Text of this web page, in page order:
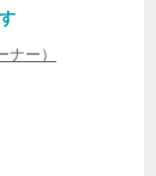
ー）